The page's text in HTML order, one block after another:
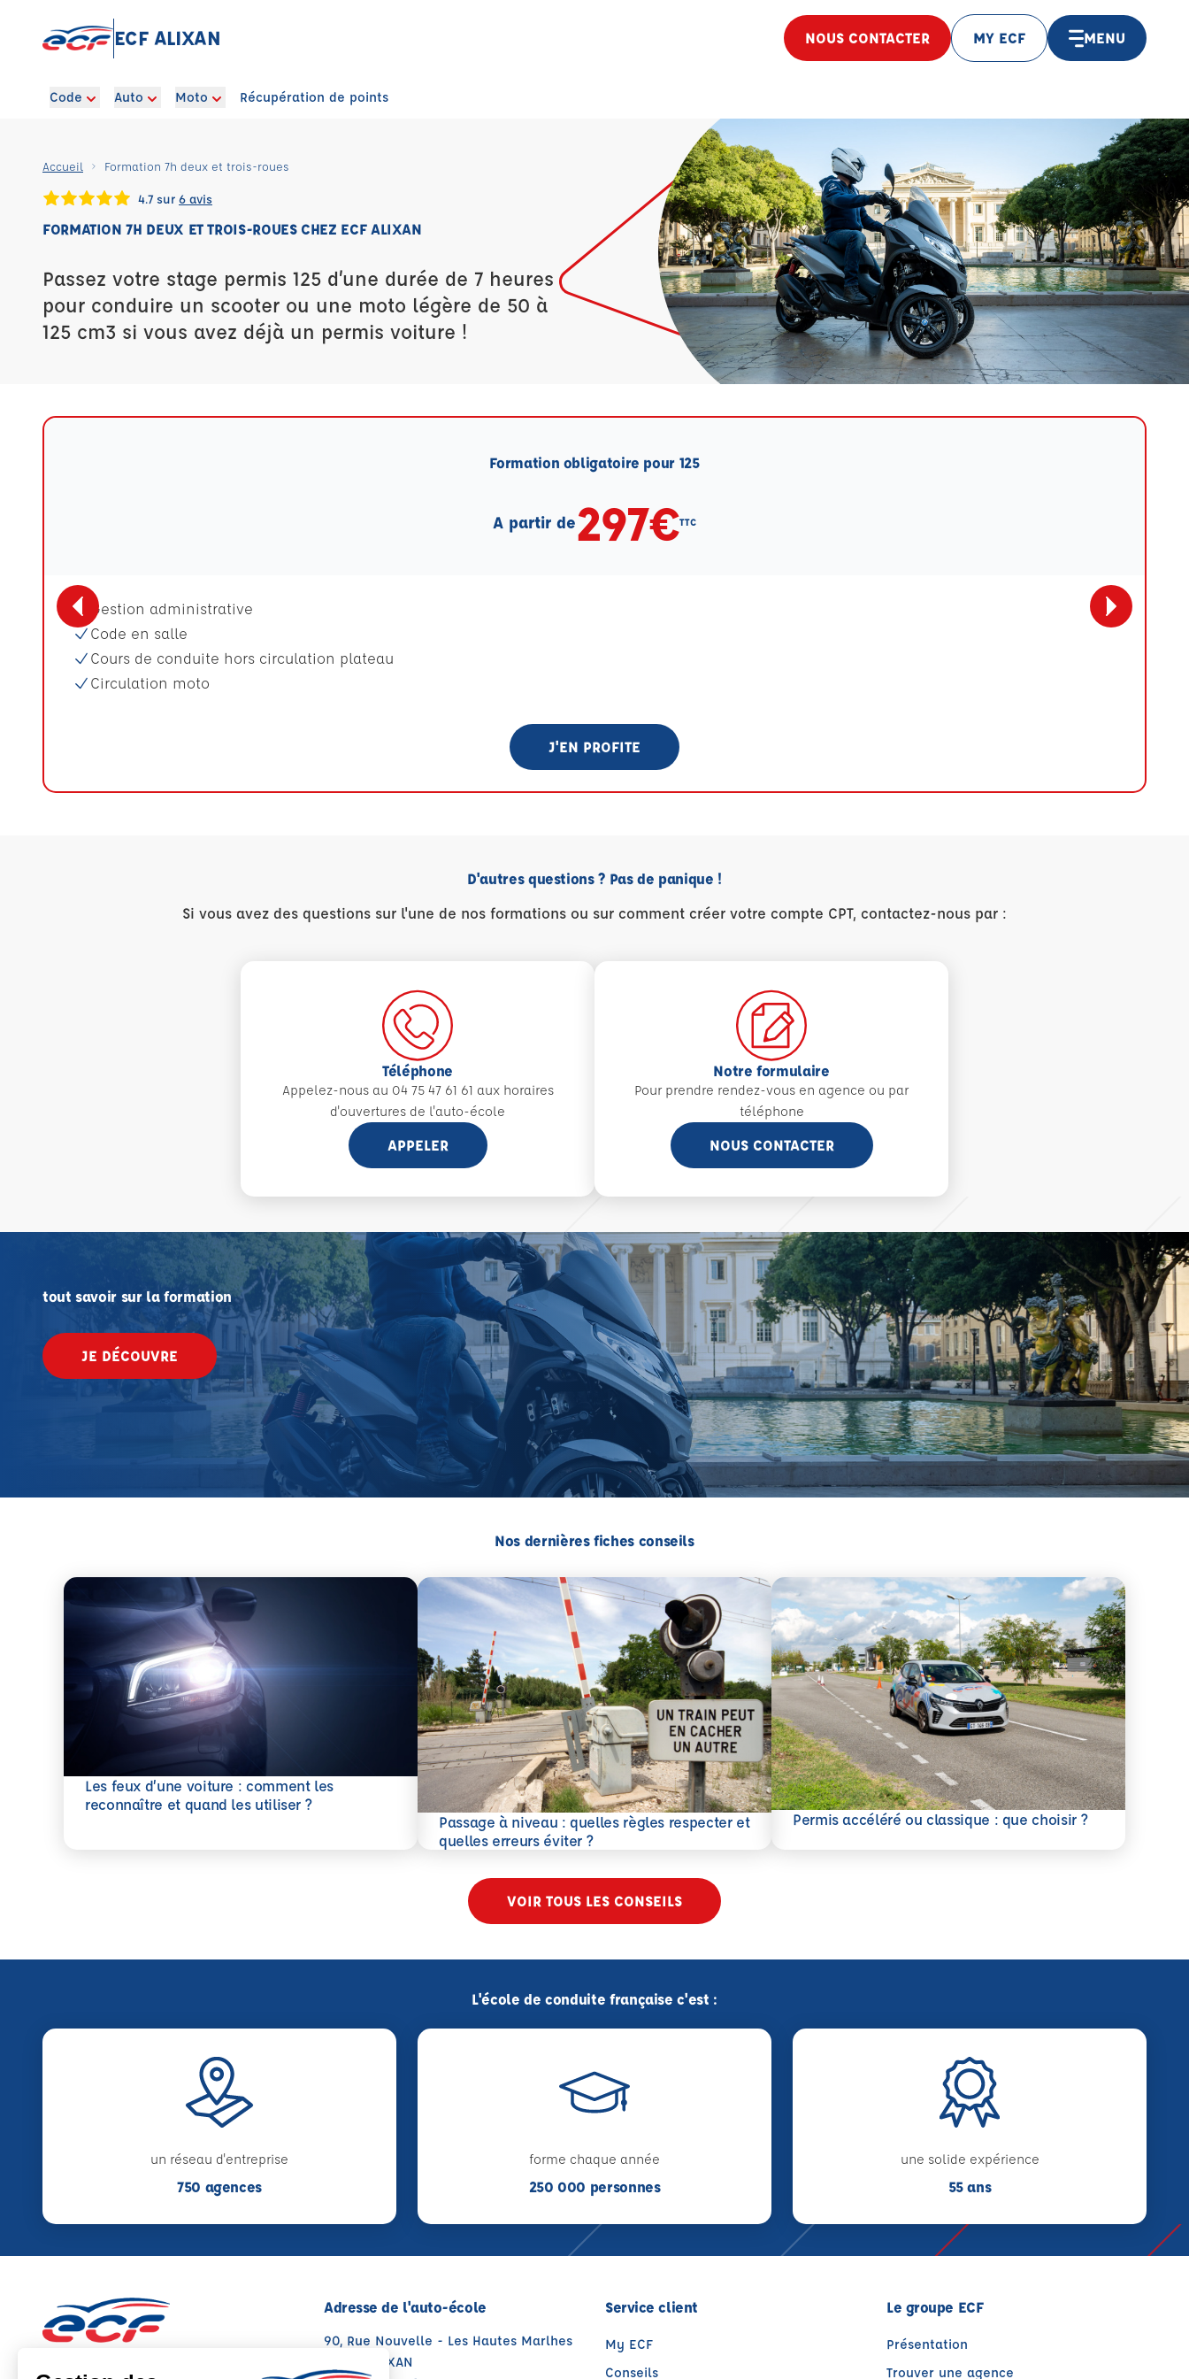
ECF ALIXAN NOUS CONTACTER MY ECF MENU
Code Auto Moto Récupération de points
Accueil Formation 7h deux et trois-roues
4.7 sur 6 avis
FORMATION 7H DEUX ET TROIS-ROUES CHEZ ECF ALIXAN
Passez votre stage permis 125 d’une durée de 7 heures
pour conduire un scooter ou une moto légère de 50 à
125 cm3 si vous avez déjà un permis voiture !
Formation obligatoire pour 125
A partir de297€TTC
Gestion administrative
Code en salle
Cours de conduite hors circulation plateau
Circulation moto
J'EN PROFITE
D'autres questions ? Pas de panique !
Si vous avez des questions sur l'une de nos formations ou sur comment créer votre compte CPT, contactez-nous par :
Téléphone
Appelez-nous au 04 75 47 61 61 aux horaires
d'ouvertures de l'auto-école
APPELER
Notre formulaire
Pour prendre rendez-vous en agence ou par
téléphone
NOUS CONTACTER
tout savoir sur la formation
JE DÉCOUVRE
Nos dernières fiches conseils
Les feux d’une voiture : comment les
reconnaître et quand les utiliser ?
En savoir plus
Passage à niveau : quelles règles respecter et
quelles erreurs éviter ?
En savoir plus
Permis accéléré ou classique : que choisir ?
En savoir plus
VOIR TOUS LES CONSEILS
L'école de conduite française c'est :
un réseau d'entreprise
750 agences
forme chaque année
250 000 personnes
une solide expérience
55 ans
Adresse de l'auto-école
90, Rue Nouvelle - Les Hautes Marlhes
26300 ALIXAN
Service client
My ECF
Conseils
Le groupe ECF
Présentation
Trouver une agence